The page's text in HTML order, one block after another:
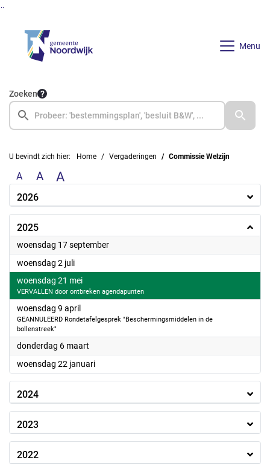
Menu
Zoeken
U bevindt zich hier: Home Vergaderingen Commissie Welzijn
A A A
2026
2025
woensdag 17 september2025
woensdag 2 juli2025
woensdag 21 mei2025
VERVALLEN door ontbreken agendapunten
woensdag 9 april2025
GEANNULEERD Rondetafelgesprek "Beschermingsmiddelen in de
bollenstreek"
donderdag 6 maart
woensdag 22 januari2025
2024
2023
2022